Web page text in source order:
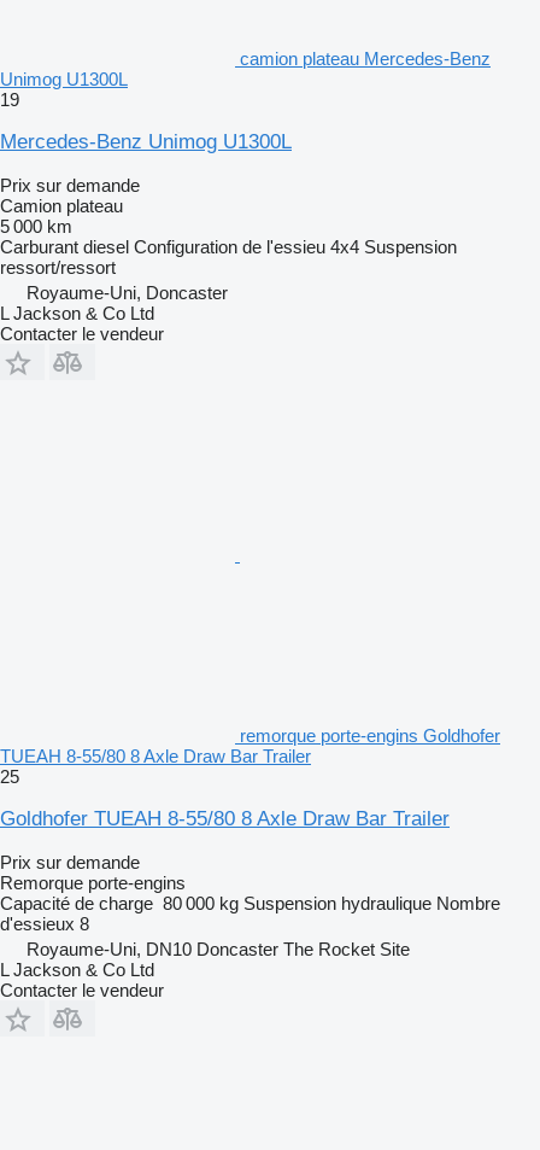
camion plateau Mercedes-Benz
Unimog U1300L
19
Mercedes-Benz Unimog U1300L
Prix sur demande
Camion plateau
5 000 km
Carburant diesel Configuration de l'essieu 4x4 Suspension
ressort/ressort
Royaume-Uni, Doncaster
L Jackson & Co Ltd
Contacter le vendeur
remorque porte-engins Goldhofer
TUEAH 8-55/80 8 Axle Draw Bar Trailer
25
Goldhofer TUEAH 8-55/80 8 Axle Draw Bar Trailer
Prix sur demande
Remorque porte-engins
Capacité de charge 80 000 kg Suspension hydraulique Nombre
d'essieux 8
Royaume-Uni, DN10 Doncaster The Rocket Site
L Jackson & Co Ltd
Contacter le vendeur